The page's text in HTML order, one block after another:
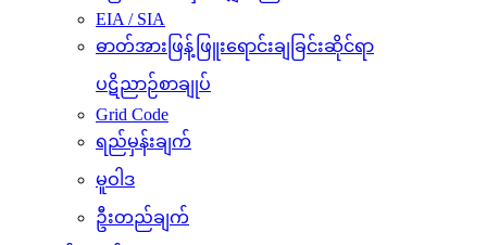
EIA / SIA
ဓာတ်အားဖြန့်ဖြူးရောင်းချခြင်းဆိုင်ရာ
ပဋိညာဉ်စာချုပ်
Grid Code
ရည်မှန်းချက်
မူဝါဒ
ဦးတည်ချက်